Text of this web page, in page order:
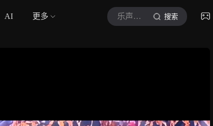
AI 更多 乐声Music 搜索